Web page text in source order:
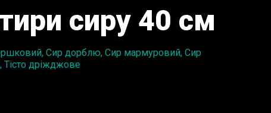
сиру 40 см
Сир дорблю, Сир мармуровий, Сир
дріжджове